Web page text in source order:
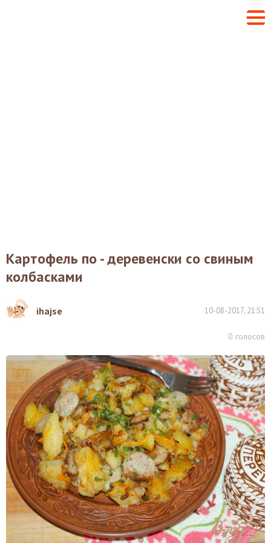
Картофель по - деревенски со свиным
колбасками
ihajse 10-08-2017, 21:51
0 голосов